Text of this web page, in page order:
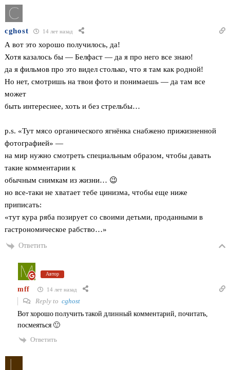
cghost 14 лет назад
А вот это хорошо получилось, да!
Хотя казалось бы — Белфаст — да я про него все знаю!
да я фильмов про это видел столько, что я там как родной!
Но нет, смотришь на твои фото и понимаешь — да там все
может
быть интереснее, хоть и без стрельбы…
p.s. «Тут мясо органического ягнёнка снабжено прижизненной
фотографией» —
на мир нужно смотреть специальным образом, чтобы давать
такие комментарии к
обычным снимкам из жизни… 😉
но все-таки не хватает тебе цинизма, чтобы еще ниже
приписать:
«тут кура ряба позирует со своими детьми, проданными в
гастрономическое рабство…»
Ответить
Автор
mff 14 лет назад
Reply to cghost
Вот хорошо получить такой длинный комментарий, почитать,
посмеяться 🙂
Ответить